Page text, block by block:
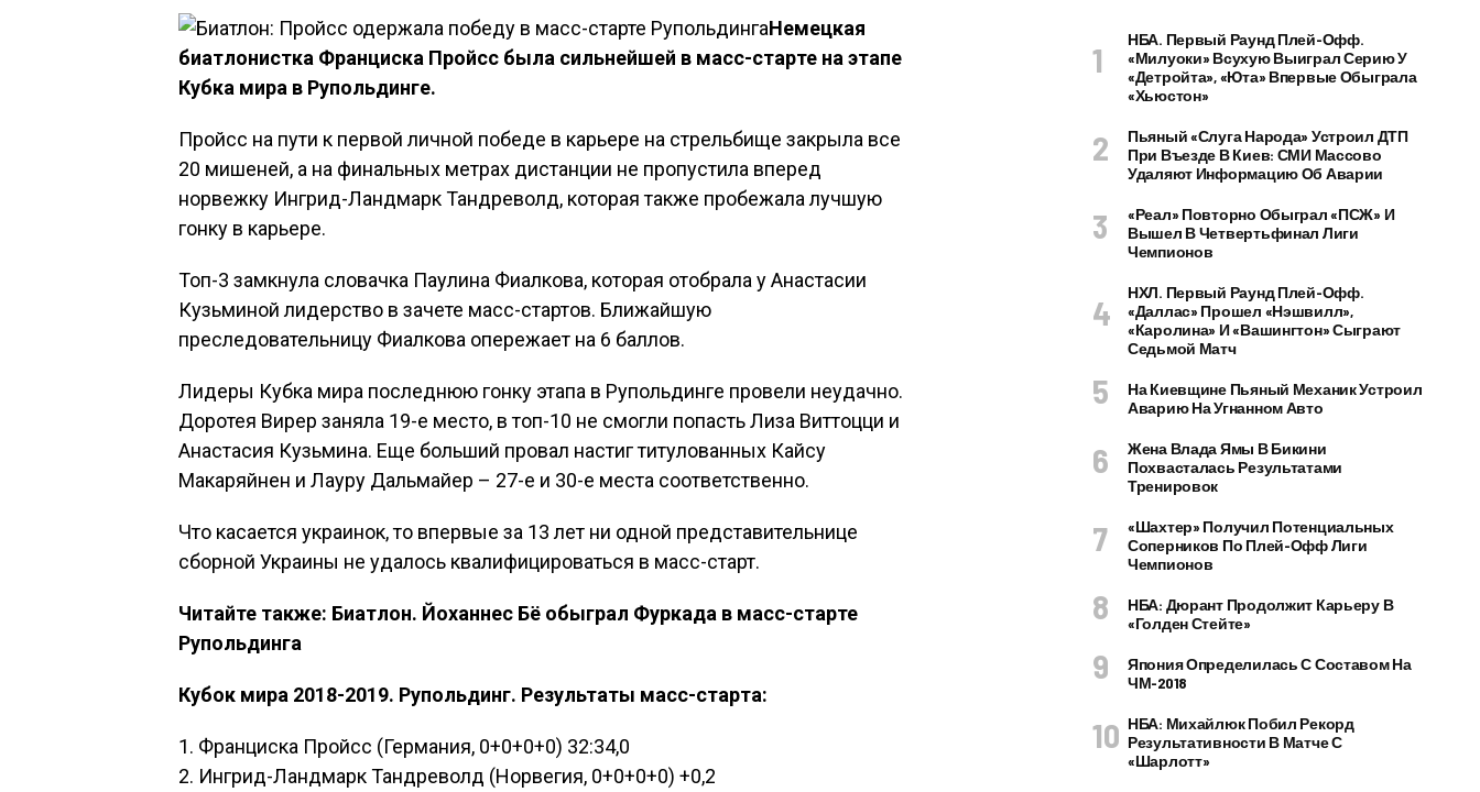
Немецкая
биатлонистка Франциска Пройсс была сильнейшей в масс-старте на этапе
Кубка мира в Рупольдинге.
Пройсс на пути к первой личной победе в карьере на стрельбище закрыла все
20 мишеней, а на финальных метрах дистанции не пропустила вперед
норвежку Ингрид-Ландмарк Тандреволд, которая также пробежала лучшую
гонку в карьере.
Топ-3 замкнула словачка Паулина Фиалкова, которая отобрала у Анастасии
Кузьминой лидерство в зачете масс-стартов. Ближайшую
преследовательницу Фиалкова опережает на 6 баллов.
Лидеры Кубка мира последнюю гонку этапа в Рупольдинге провели неудачно.
Доротея Вирер заняла 19-е место, в топ-10 не смогли попасть Лиза Виттоцци и
Анастасия Кузьмина. Еще больший провал настиг титулованных Кайсу
Макаряйнен и Лауру Дальмайер – 27-е и 30-е места соответственно.
Что касается украинок, то впервые за 13 лет ни одной представительнице
сборной Украины не удалось квалифицироваться в масс-старт.
Читайте также: Биатлон. Йоханнес Бё обыграл Фуркада в масс-старте
Рупольдинга
Кубок мира 2018-2019. Рупольдинг. Результаты масс-старта:
1. Франциска Пройсс (Германия, 0+0+0+0) 32:34,0
2. Ингрид-Ландмарк Тандреволд (Норвегия, 0+0+0+0) +0,2
НБА. Первый Раунд Плей-Офф.
«Милуоки» Всухую Выиграл Серию У
«Детройта», «Юта» Впервые Обыграла
«Хьюстон»
Пьяный «слуга Народа» Устроил ДТП
При Въезде В Киев: СМИ Массово
Удаляют Информацию Об Аварии
«Реал» Повторно Обыграл «ПСЖ» И
Вышел В Четвертьфинал Лиги
Чемпионов
НХЛ. Первый Раунд Плей-Офф.
«Даллас» Прошел «Нэшвилл»,
«Каролина» И «Вашингтон» Сыграют
Седьмой Матч
На Киевщине Пьяный Механик Устроил
Аварию На Угнанном Авто
Жена Влада Ямы В Бикини
Похвасталась Результатами
Тренировок
«Шахтер» Получил Потенциальных
Соперников По Плей-Офф Лиги
Чемпионов
НБА: Дюрант Продолжит Карьеру В
«Голден Стейте»
Япония Определилась С Составом На
ЧМ-2018
НБА: Михайлюк Побил Рекорд
Результативности В Матче С
«Шарлотт»